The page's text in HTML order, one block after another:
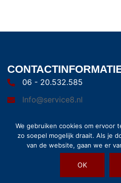
06 - 20.532.585
Info@service8.nl
© 2026 Service8. Trots
We gebruiken cookies om ervoor
zo soepel mogelijk draait. Als je
van de website, gaan we er
OK